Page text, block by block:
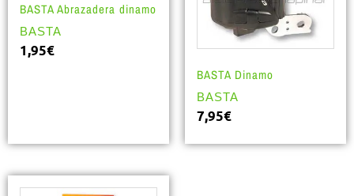
BASTA Abrazadera dinamo
BASTA
1,95€
BASTA Dinamo
BASTA
7,95€